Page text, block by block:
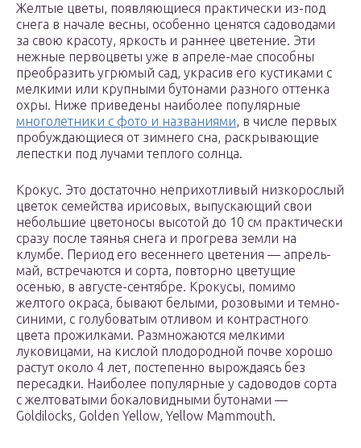
Желтые цветы, появляющиеся практически из-под
снега в начале весны, особенно ценятся садоводами
за свою красоту, яркость и раннее цветение. Эти
нежные первоцветы уже в апреле-мае способны
преобразить угрюмый сад, украсив его кустиками с
мелкими или крупными бутонами разного оттенка
охры. Ниже приведены наиболее популярные
многолетники с фото и названиями, в числе первых
пробуждающиеся от зимнего сна, раскрывающие
лепестки под лучами теплого солнца.
Крокус. Это достаточно неприхотливый низкорослый
цветок семейства ирисовых, выпускающий свои
небольшие цветоносы высотой до 10 см практически
сразу после таянья снега и прогрева земли на
клумбе. Период его весеннего цветения — апрель-
май, встречаются и сорта, повторно цветущие
осенью, в августе-сентябре. Крокусы, помимо
желтого окраса, бывают белыми, розовыми и темно-
синими, с голубоватым отливом и контрастного
цвета прожилками. Размножаются мелкими
луковицами, на кислой плодородной почве хорошо
растут около 4 лет, постепенно вырождаясь без
пересадки. Наиболее популярные у садоводов сорта
с желтоватыми бокаловидными бутонами —
Goldilocks, Golden Yellow, Yellow Mammouth.